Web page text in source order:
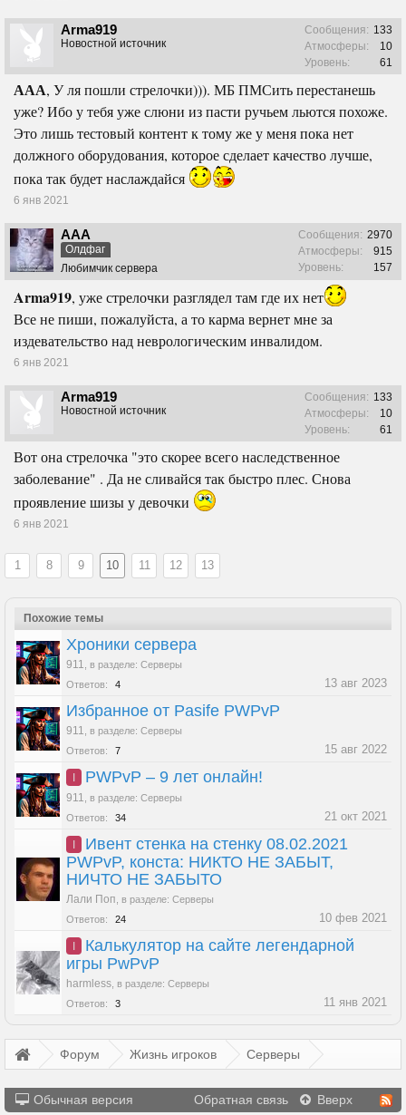
Arma919
Новостной источник
Сообщения: 133
Атмосферы:
10
Уровень:
61
ААА, У ля пошли стрелочки))). МБ ПМСить перестанешь
уже? Ибо у тебя уже слюни из пасти ручьем льются похоже.
Это лишь тестовый контент к тому же у меня пока нет
должного оборудования, которое сделает качество лучше,
пока так будет наслаждайся
6 янв 2021
ААА
Олдфаг
Любимчик сервера
Сообщения: 2970
Атмосферы:
915
Уровень:
157
Arma919, уже стрелочки разглядел там где их нет
Все не пиши, пожалуйста, а то карма вернет мне за
издевательство над неврологическим инвалидом.
6 янв 2021
Arma919
Новостной источник
Сообщения: 133
Атмосферы:
10
Уровень:
61
Вот она стрелочка "это скорее всего наследственное
заболевание" . Да не сливайся так быстро плес. Снова
проявление шизы у девочки
6 янв 2021
1 8 9 10 11 12 13
Похожие темы
Хроники сервера
911 в разделе: Серверы
Ответов:
4 13 авг 2023
Избранное от Pasife PWPvP
911 в разделе: Серверы
Ответов:
7 15 авг 2022
PWPvP – 9 лет онлайн!
911 в разделе: Серверы
Ответов:
34 21 окт 2021
Ивент стенка на стенку 08.02.2021
PWPvP, конста: НИКТО НЕ ЗАБЫТ,
НИЧТО НЕ ЗАБЫТО
Лали Поп в разделе: Серверы
Ответов:
24 10 фев 2021
Калькулятор на сайте легендарной
игры PwPvP
harmless в разделе: Серверы
Ответов:
3 11 янв 2021
Форум Жизнь игроков Серверы
Обычная версия Обратная связь Вверх